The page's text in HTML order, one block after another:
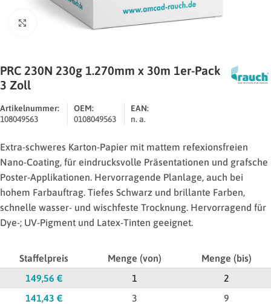
Zum Vergrößern klicken
PRC 230N 230g 1.270mm x 30m 1er-Pack
3 Zoll
Artikelnummer:
108049563
OEM:
0108049563
EAN:
n. a.
Extra-schweres Karton-Papier mit mattem refexionsfreien
Nano-Coating, für eindrucksvolle Präsentationen und grafsche
Poster-Applikationen. Hervorragende Planlage, auch bei
hohem Farbauftrag. Tiefes Schwarz und brillante Farben,
schnelle wasser- und wischfeste Trocknung. Hervorragend für
Dye-; UV-Pigment und Latex-Tinten geeignet.
Staffelpreis Menge (von)
Menge (bis)
149,56 € 1
2
141,43 € 3
9